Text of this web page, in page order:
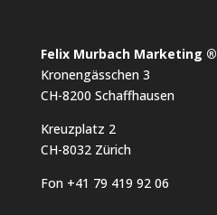
Felix Murbach Marketing ®
Kronengässchen 3
CH-8200 Schaffhausen
Kreuzplatz 2
CH-8032 Zürich
Fon +41 79 419 92 06